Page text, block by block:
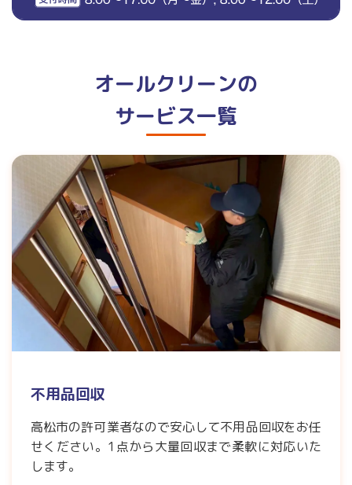
オールクリーンの
サービス一覧
不用品回収
高松市の許可業者なので安心して不用品回収をお任
せください。1点から大量回収まで柔軟に対応いた
します。